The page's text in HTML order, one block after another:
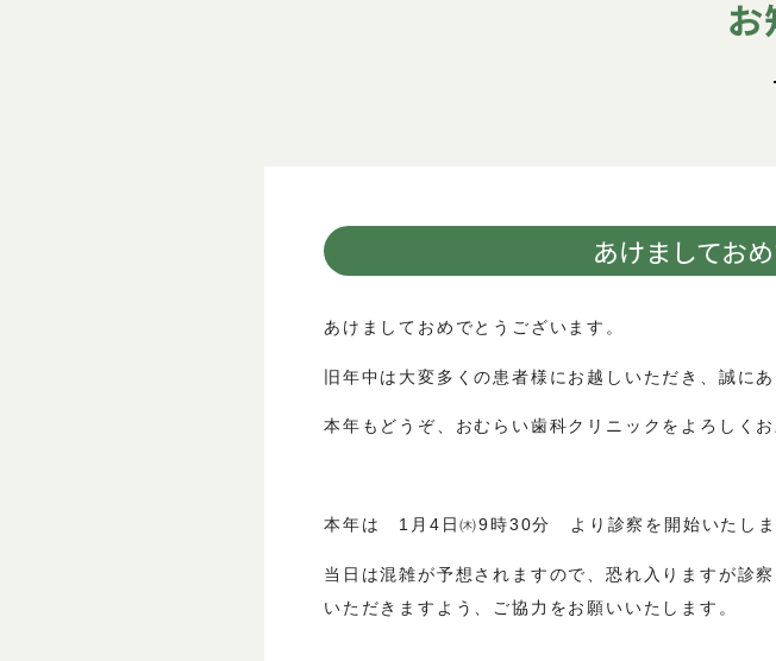
お
あけましてお
あけましておめでとうございます。
旧年中は大変多くの患者様にお越しいただき、誠に
本年もどうぞ、おむらい歯科クリニックをよろしくお
本年は 1月4日㈭9時30分 より診察を開始いたしま
当日は混雑が予想されますので、恐れ入りますが診
いただきますよう、ご協力をお願いいたします。